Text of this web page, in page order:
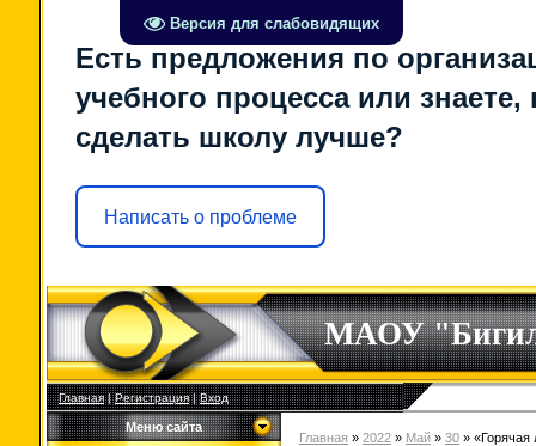
Версия для слабовидящих
Есть предложения по
учебного процесса или знаете,
сделать школу лучше?
Написать о проблеме
МАОУ
Главная|Регистрация|Вход
Меню сайта
Главная » 2022 » Май » 30 » «Горячая